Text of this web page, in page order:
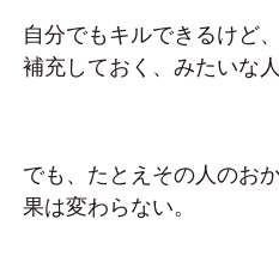
自分でもキルできるけど
補充しておく、みたいな人
でも、たとえその人のお
果は変わらない。